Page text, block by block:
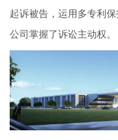
起诉被告，运用多专利
公司掌握了诉讼主动权。